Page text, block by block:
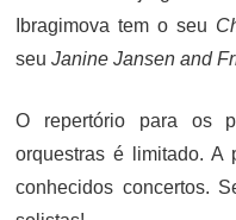
Ibragimova tem o seu
seuJanine Jansen and
O repertório para os
orquestras é limitado. A
conhecidos concertos.